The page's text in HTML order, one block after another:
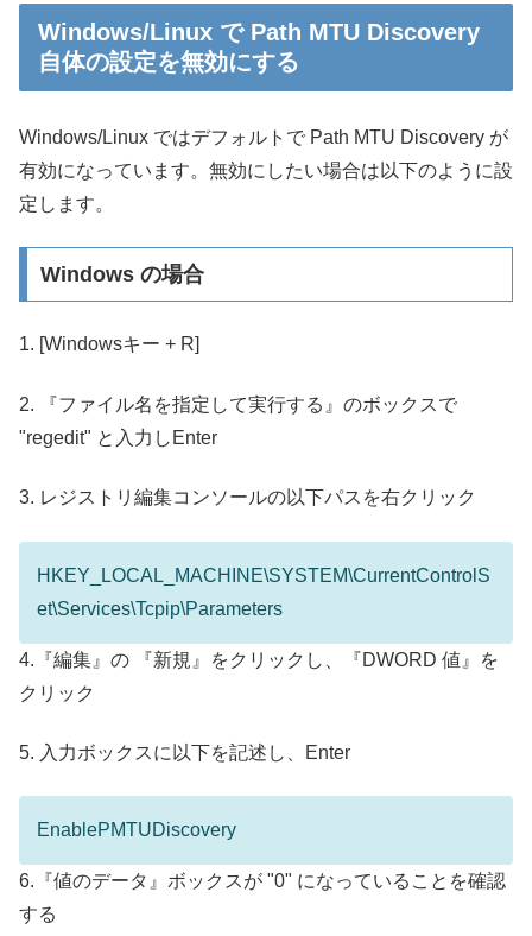
Windows/Linux で Path MTU Discovery
自体の設定を無効にする
Windows/Linux ではデフォルトで Path MTU Discovery が
有効になっています。無効にしたい場合は以下のように設
定します。
Windows の場合
1. [Windowsキー + R]
2. 『ファイル名を指定して実行する』のボックスで
"regedit" と入力しEnter
3. レジストリ編集コンソールの以下パスを右クリック
HKEY_LOCAL_MACHINE\SYSTEM\CurrentControlS
et\Services\Tcpip\Parameters
4.『編集』の 『新規』をクリックし、『DWORD 値』を
クリック
5. 入力ボックスに以下を記述し、Enter
EnablePMTUDiscovery
6.『値のデータ』ボックスが "0" になっていることを確認
する